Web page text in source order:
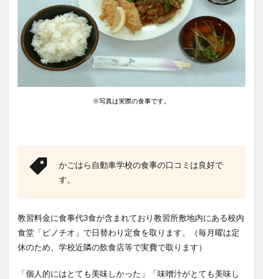
※写真は実際の食事です。
かごはら自動車学校の食事の口コミは良好で
す。
教習料金に食事代3食が含まれており教習所敷地内にある校内
食堂「ピノチオ」で日替わり定食を取ります。（毎月曜は定
休のため、学校近隣の飲食店等で実費で取ります）
「個人的にはとても美味しかった」「味噌汁がとても美味し